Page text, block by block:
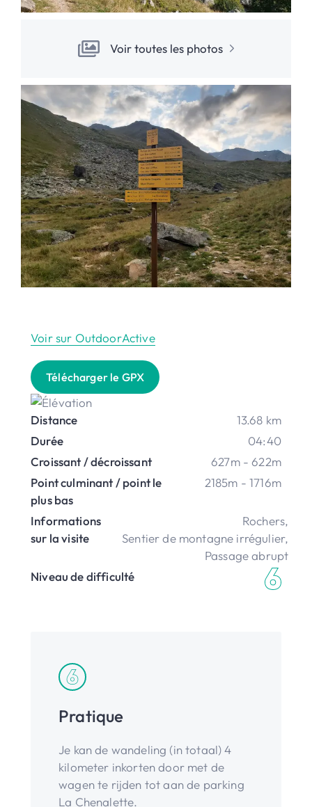
Voir toutes les photos
Voir sur OutdoorActive
Télécharger le GPX
Distance
13.68 km
Durée
04:40
Croissant / décroissant
627m - 622m
Point culminant / point le
plus bas
2185m - 1716m
Informations
sur la visite
Rochers,
Sentier de montagne irrégulier,
Passage abrupt
Niveau de difficulté
Pratique
Je kan de wandeling (in totaal) 4
kilometer inkorten door met de
wagen te rijden tot aan de parking
La Chenalette.